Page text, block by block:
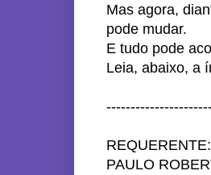
Mas agora,
pode mudar.
E tudo pode
Leia, abaixo, a
PAULO